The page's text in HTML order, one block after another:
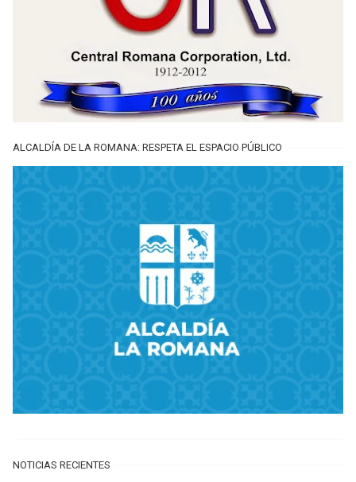
ALCALDÍA DE LA ROMANA: RESPETA EL ESPACIO PÚBLICO
NOTICIAS RECIENTES